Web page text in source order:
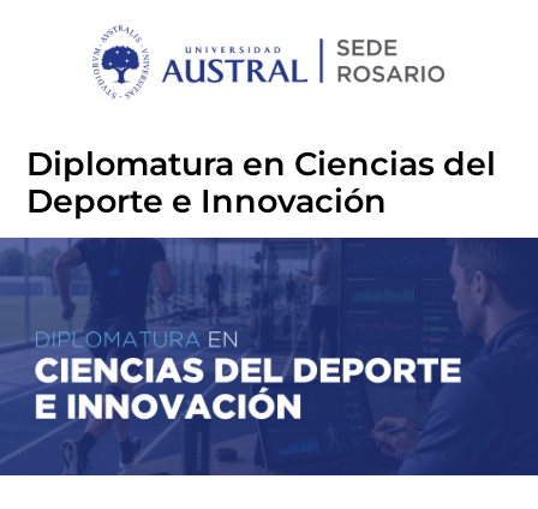
Diplomatura en Ciencias del
Deporte e Innovación